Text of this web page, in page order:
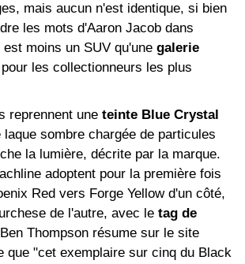
mais aucun n'est identique, si bien
les mots d'Aaron Jacob dans
moins un SUV qu'une galerie
pour les collectionneurs les plus
reprennent une teinte Blue Crystal
laque sombre chargée de particules
la lumière, décrite par la marque.
adoptent pour la première fois
Red vers Forge Yellow d'un côté,
de l'autre, avec le tag de
Thompson résume sur le site
que "cet exemplaire sur cinq du Black